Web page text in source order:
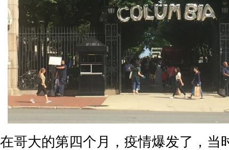
在哥大的第四个月，疫情爆发了，当